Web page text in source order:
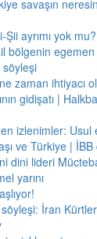
savaşın
ayrımı yok mu?
bölgenin
zaman ihtiyacı
gidişatı |
izlenimler: Usul
ve Türkiye | İBB
dini lideri
yarını
İran